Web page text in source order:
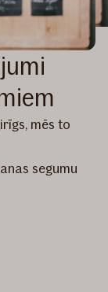
mēs to
segumu